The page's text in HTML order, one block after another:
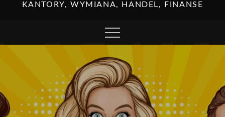
contentKANTORY, WYMIANA, HANDEL, FINANSE